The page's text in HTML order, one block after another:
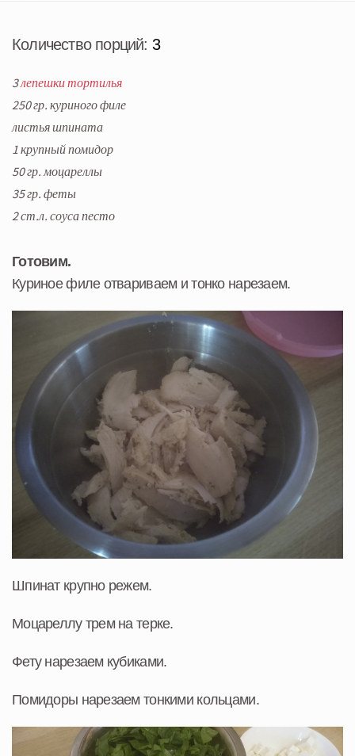
Количество порций: 3
3лепешки тортилья
250 гр. куриного филе
листья шпината
1 крупный помидор
50 гр. моцареллы
35 гр. феты
2 ст.л. соуса песто
Готовим.
Куриное филе отвариваем и тонко нарезаем.
Шпинат крупно режем.
Моцареллу трем на терке.
Фету нарезаем кубиками.
Помидоры нарезаем тонкими кольцами.